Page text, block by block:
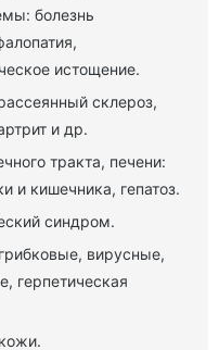
болезнь
истощение.
склероз,
и др.
тракта, печени:
и кишечника, гепатоз.
синдром.
вирусные,
герпетическая